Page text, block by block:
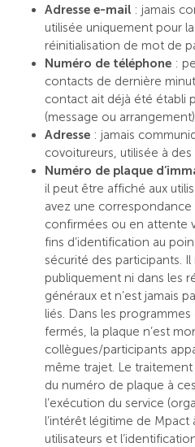
Adresse e-mail : jamais
utilisée uniquement pour
réinitialisation de mot de
Numéro de téléphone :
contacts de dernière
contact ait déjà été établi
(message ou
Adresse : jamais
covoitureurs, utilisée à des
Numéro de plaque
il peut être affiché aux
avez une
confirmées ou en attente
fins d’identification au
sécurité des participants. Il
publiquement ni dans les
généraux et n’est jamais
liés. Dans les
fermés, la plaque n’est
collègues/participants
même trajet. Le
du numéro de plaque à
l’exécution du service
l’intérêt légitime de Mpact
utilisateurs et